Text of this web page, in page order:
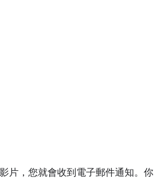
片，您就會收到電子郵件通知。你